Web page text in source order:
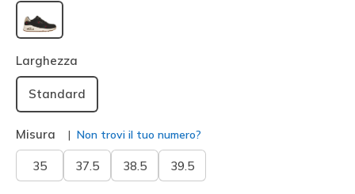
selezionato
Larghezza
Standard
Misura Non trovi il tuo numero?
35 37.5 38.5 39.5